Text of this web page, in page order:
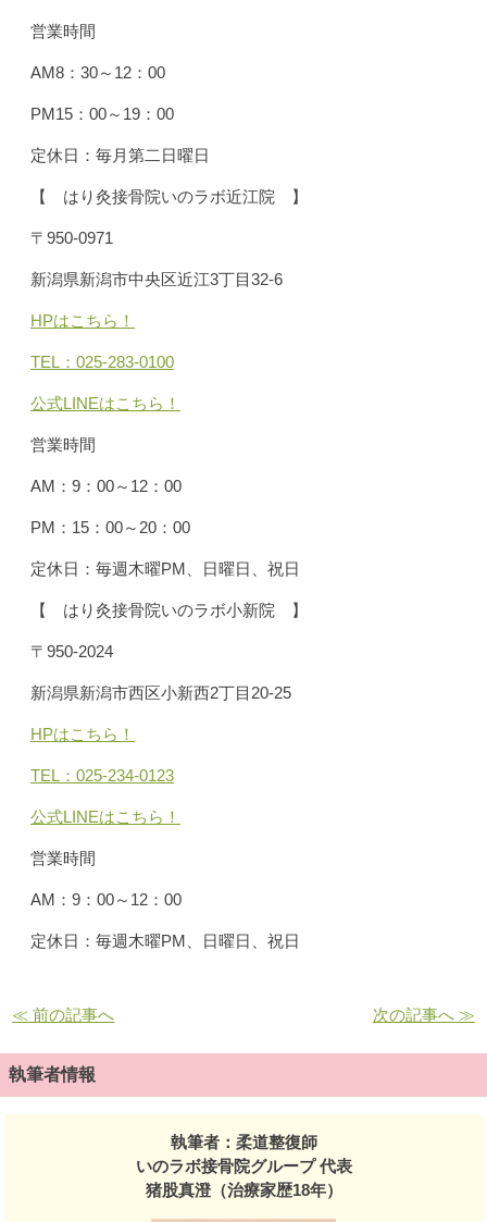
営業時間
AM8：30～12：00
PM15：00～19：00
定休日：毎月第二日曜日
【 はり灸接骨院いのラボ近江院 】
〒950-0971
新潟県新潟市中央区近江3丁目32-6
HPはこちら！
TEL：025-283-0100
公式LINEはこちら！
営業時間
AM：9：00～12：00
PM：15：00～20：00
定休日：毎週木曜PM、日曜日、祝日
【 はり灸接骨院いのラボ小新院 】
〒950-2024
新潟県新潟市西区小新西2丁目20-25
HPはこちら！
TEL：025-234-0123
公式LINEはこちら！
営業時間
AM：9：00～12：00
定休日：毎週木曜PM、日曜日、祝日
≪ 前の記事へ 次の記事へ ≫
執筆者情報
執筆者：柔道整復師
いのラボ接骨院グループ 代表
猪股真澄（治療家歴18年）